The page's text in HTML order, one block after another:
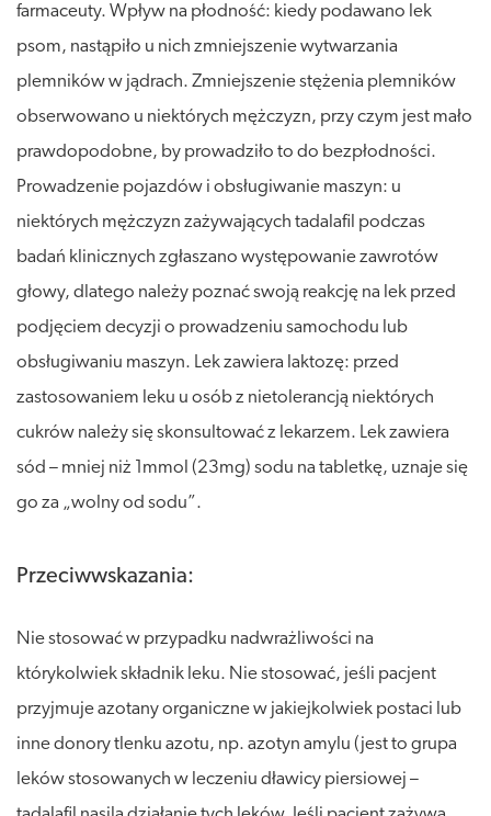
farmaceuty. Wpływ na płodność: kiedy podawano lek
psom, nastąpiło u nich zmniejszenie wytwarzania
plemników w jądrach. Zmniejszenie stężenia plemników
obserwowano u niektórych mężczyzn, przy czym jest mało
prawdopodobne, by prowadziło to do bezpłodności.
Prowadzenie pojazdów i obsługiwanie maszyn: u
niektórych mężczyzn zażywających tadalafil podczas
badań klinicznych zgłaszano występowanie zawrotów
głowy, dlatego należy poznać swoją reakcję na lek przed
podjęciem decyzji o prowadzeniu samochodu lub
obsługiwaniu maszyn. Lek zawiera laktozę: przed
zastosowaniem leku u osób z nietolerancją niektórych
cukrów należy się skonsultować z lekarzem. Lek zawiera
sód – mniej niż 1mmol (23mg) sodu na tabletkę, uznaje się
go za „wolny od sodu”.
Przeciwwskazania:
Nie stosować w przypadku nadwrażliwości na
którykolwiek składnik leku. Nie stosować, jeśli pacjent
przyjmuje azotany organiczne w jakiejkolwiek postaci lub
inne donory tlenku azotu, np. azotyn amylu (jest to grupa
leków stosowanych w leczeniu dławicy piersiowej –